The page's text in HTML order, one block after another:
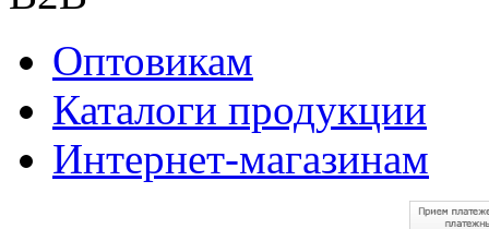
Оптовикам
Каталоги продукции
Интернет-магазинам